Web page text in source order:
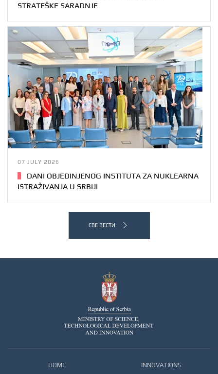
STRATEŠKE SARADNJE
07 JULY 2026
DANI OBJEDINJENOG INSTITUTA ZA NUKLEARNA
ISTRAŽIVANJA U SRBIJI
СВЕ ВЕСТИ
HOME INNOVATIONS